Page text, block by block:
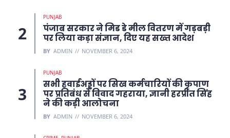
PUNJAB
पंजाब सरकार ने मिड डे मील वितरण में गड़बड़ी
पर लिया कड़ा संज्ञान, दिए यह सख्त आदेश
BY ADMIN NOVEMBER 6, 2024
PUNJAB
सभी हवाईअड्डों पर सिख कर्मचारियों की कृपाण
पर प्रतिबंध से विवाद गहराया, ज्ञानी हरप्रीत सिंह
ने की कड़ी आलोचना
BY ADMIN NOVEMBER 6, 2024